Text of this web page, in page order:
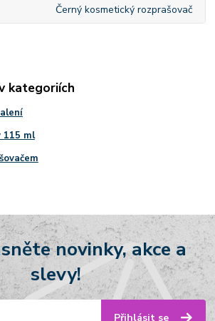
Černý kosmetický rozprašovač
kategoriích
115 ml
novinky, akce a
slevy!
Přihlásit se